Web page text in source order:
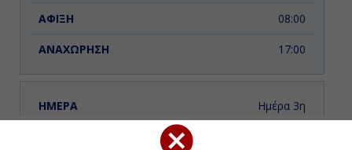
08:00
17:00
Ημέρα 3η
ΧΑΡΤΗΣ ΚΡΟΥΑΖΙΕΡΑΣ